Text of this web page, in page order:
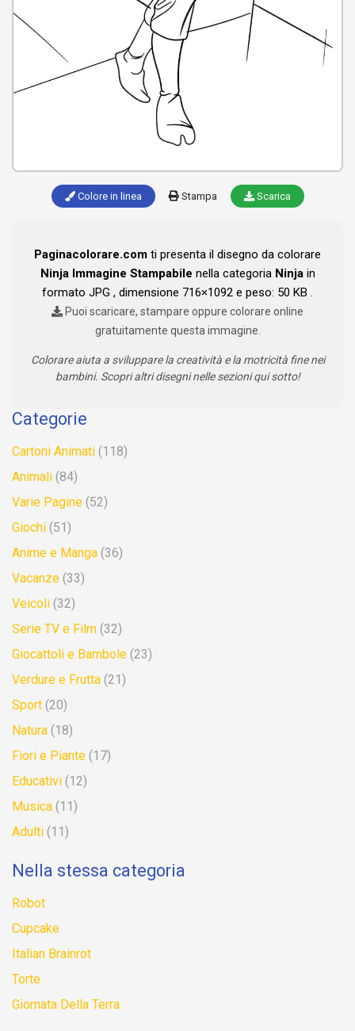
Colore in linea Stampa Scarica
Paginacolorare.com ti presenta il disegno da colorare
Ninja Immagine Stampabile nella categoria Ninjain
formato JPG , dimensione 716×1092 e peso: 50 KB .
Puoi scaricare, stampare oppure colorare online
gratuitamente questa immagine.
Colorare aiuta a sviluppare la creatività e la motricità fine nei
bambini. Scopri altri disegni nelle sezioni qui sotto!
Categorie
Cartoni Animati (118)
Animali (84)
Varie Pagine (52)
Giochi (51)
Anime e Manga (36)
Vacanze (33)
Veicoli (32)
Serie TV e Film (32)
Giocattoli e Bambole (23)
Verdure e Frutta (21)
Sport (20)
Natura (18)
Fiori e Piante (17)
Educativi (12)
Musica (11)
Adulti (11)
Nella stessa categoria
Robot
Cupcake
Italian Brainrot
Torte
Giornata Della Terra